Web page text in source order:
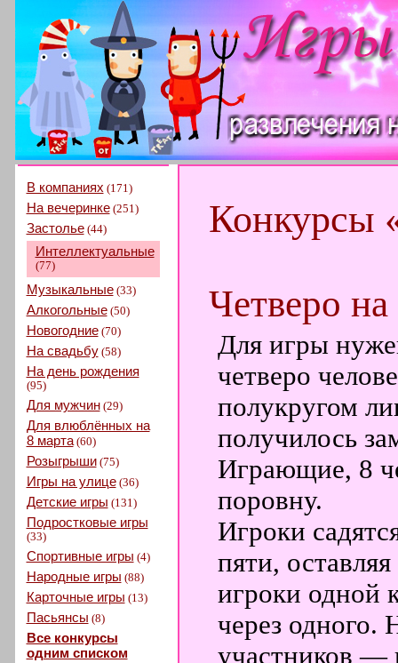
В компаниях (171)
На вечеринке(251)
Застолье(44)
Интеллектуальные
(77)
Музыкальные(33)
Алкогольные(50)
Новогодние(70)
На свадьбу(58)
На день рождения
(95)
Для мужчин(29)
Для влюблённых на
8 марта(60)
Розыгрыши(75)
Игры на улице(36)
Детские игры (131)
Подростковые игры
(33)
Спортивные игры (4)
Народные игры (88)
Карточные игры (13)
Пасьянсы (8)
Все конкурсы
одним списком
Конкурсы
Четверо на
Для игры
четверо
полукругом
получилось
Играющие, 8
поровну.
Игроки
пяти,
игроки одной
через
участников —